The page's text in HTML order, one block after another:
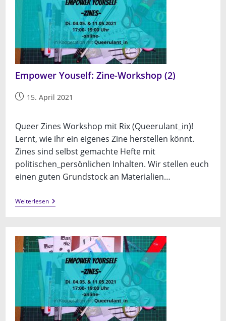
Empower Youself: Zine-Workshop (2)
Beitrag15. April 2021
Queer Zines Workshop mit Rix (Queerulant_in)!
Lernt, wie ihr ein eigenes Zine herstellen könnt.
Zines sind selbst gemachte Hefte mit
politischen_persönlichen Inhalten. Wir stellen euch
einen guten Grundstock an Materialien…
WeiterlesenEmpower
Youself: